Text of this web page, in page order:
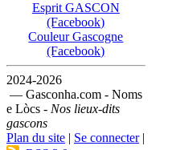
Esprit GASCON
(Facebook)
Couleur Gascogne
(Facebook)
2024-2026
— Gasconha.com - Noms
e Lòcs - Nos lieux-dits
gascons
Plan du site | Se connecter|